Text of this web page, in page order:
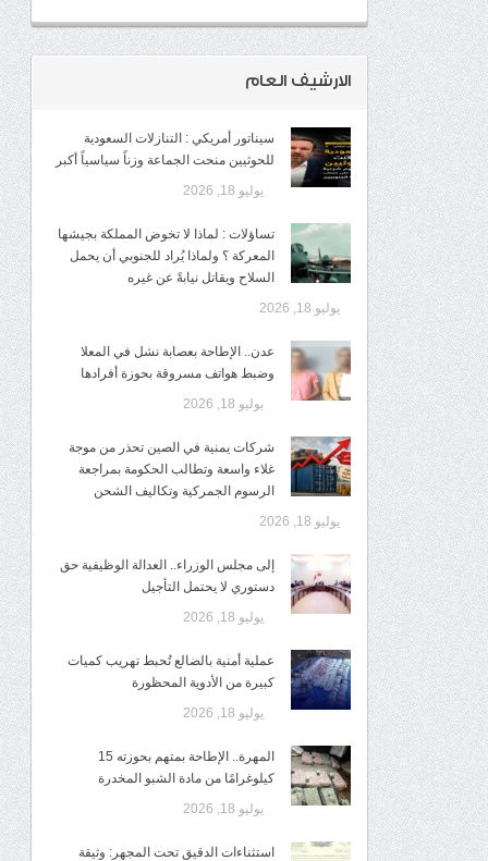
الارشيف العام
سيناتور أمريكي : التنازلات السعودية
للحوثيين منحت الجماعة وزناً سياسياً أكبر
يوليو 18, 2026
تساؤلات : لماذا لا تخوض المملكة بجيشها
المعركة ؟ ولماذا يُراد للجنوبي أن يحمل
السلاح ويقاتل نيابةً عن غيره
يوليو 18, 2026
عدن.. الإطاحة بعصابة نشل في المعلا
وضبط هواتف مسروقة بحوزة أفرادها
يوليو 18, 2026
شركات يمنية في الصين تحذر من موجة
غلاء واسعة وتطالب الحكومة بمراجعة
الرسوم الجمركية وتكاليف الشحن
يوليو 18, 2026
إلى مجلس الوزراء.. العدالة الوظيفية حق
دستوري لا يحتمل التأجيل
يوليو 18, 2026
عملية أمنية بالضالع تُحبط تهريب كميات
كبيرة من الأدوية المحظورة
يوليو 18, 2026
المهرة.. الإطاحة بمتهم بحوزته 15
كيلوغرامًا من مادة الشبو المخدرة
يوليو 18, 2026
استثناءات الدقيق تحت المجهر: وثيقة